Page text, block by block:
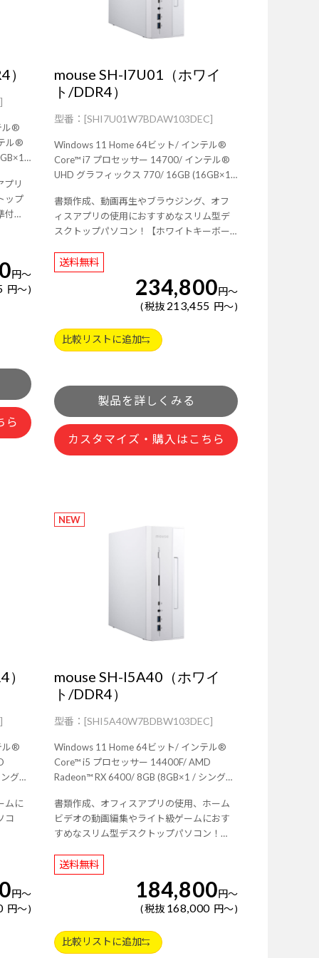
5内
プリ
ップ
付
円～
円～
ら
mouse SH-I7U01（ホワイ
ト/DDR4）
[SHI7U01W7BDAW103DEC]
Windows 11 Home 64ビット/ インテル®
Core™ i7 プロセッサー 14700/ インテル®
UHD グラフィックス 770/ 16GB (16GB×1 /
Gen4×4)/ Wi-Fi 6E( 最大2.4Gbps )対応 IEEE
802.11 ax/ac/a/b/g/n準拠 ＋ Bluetooth 5内
蔵/ 3年間センドバック修理保証・24時間
書類作成、動画再生やブラウジング、オフ
ィスアプリの使用におすすめなスリム型デ
スクトップパソコン！【ホワイトキーボー
送料無料
234,800円～
税抜 213,455 円～
比較リストに追加
製品を詳しくみる
カスタマイズ・購入はこちら
n準
ムに
コ
円～
円～
NEW
mouse SH-I5A40（ホワイ
ト/DDR4）
[SHI5A40W7BDBW103DEC]
Windows 11 Home 64ビット/ インテル®
Core™ i5 プロセッサー 14400F/ AMD
Radeon™ RX 6400/ 8GB (8GB×1 / シングル
2.4Gbps )対応 IEEE 802.11 ax/ac/a/b/g/n準
拠 ＋ Bluetooth 5内蔵/ 3年間センドバック
修理保証・24時間×365日電話サポート/
書類作成、オフィスアプリの使用、ホーム
ビデオの動画編集やライト級ゲームにおす
すめなスリム型デスクトップパソコン！
送料無料
184,800円～
税抜 168,000 円～
比較リストに追加